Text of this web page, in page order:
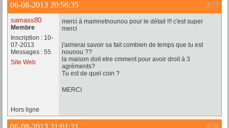
#27
06-08-2013 20:56:35
samass80
Membre
Inscription : 10-
07-2013
Messages : 55
Site Web
merci à mamnetnounou pour le détail !!! c'est super
merci
j'aimerai savoir sa fait combien de temps que tu est
nounou ??
la maison doit etre cmment pour avoir droit à 3
agréments?
Tu est de quel coin ?
MERCI
Hors ligne